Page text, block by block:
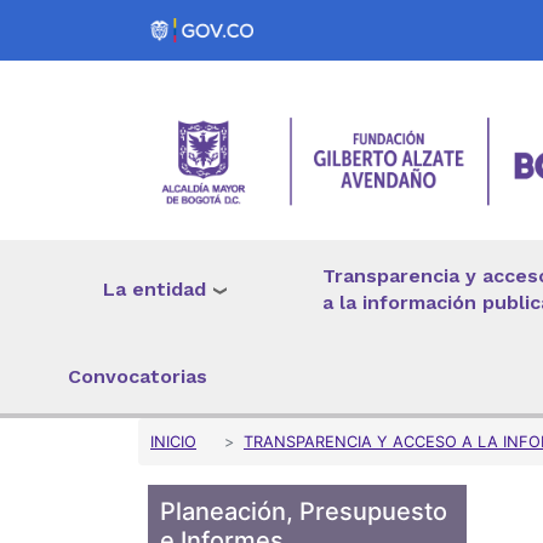
Pasar al contenido principal
La entidad
Transparencia y
a la información
Convocatorias
Sobrescribir enlaces
INICIO TRANSPARENCIA Y ACCESO A LA
Planeación, Presupuesto